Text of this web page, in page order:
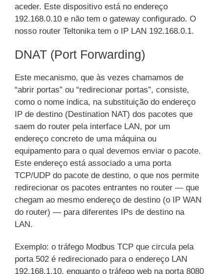
aceder. Este dispositivo está no endereço
192.168.0.10 e não tem o gateway configurado. O
nosso router Teltonika tem o IP LAN 192.168.0.1.
DNAT (Port Forwarding)
Este mecanismo, que às vezes chamamos de
“abrir portas” ou “redirecionar portas”, consiste,
como o nome indica, na substituição do endereço
IP de destino (Destination NAT) dos pacotes que
saem do router pela interface LAN, por um
endereço concreto de uma máquina ou
equipamento para o qual devemos enviar o pacote.
Este endereço está associado a uma porta
TCP/UDP do pacote de destino, o que nos permite
redirecionar os pacotes entrantes no router — que
chegam ao mesmo endereço de destino (o IP WAN
do router) — para diferentes IPs de destino na
LAN.
Exemplo: o tráfego Modbus TCP que circula pela
porta 502 é redirecionado para o endereço LAN
192.168.1.10, enquanto o tráfego web na porta 8080